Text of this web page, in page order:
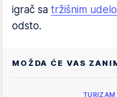
igrač sa tržišnim
odsto.
MOŽDA ĆE VAS
TURIZAM